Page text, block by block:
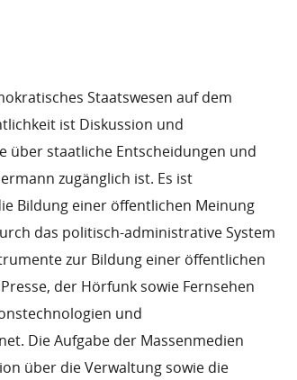
Staatswesen auf dem
ist Diskussion und
über staatliche Entscheidungen und
zugänglich ist. Es ist
Bildung einer öffentlichen Meinung
das politisch-administrative System
zur Bildung einer öffentlichen
der Hörfunk sowie Fernsehen
und
Die Aufgabe der Massenmedien
über die Verwaltung sowie die